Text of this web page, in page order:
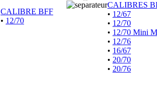
CALIBRE BFF
• 12/70
CALIBRES
• 12/67
• 12/70
• 12/70 Mini
• 12/76
• 16/67
• 20/70
• 20/76